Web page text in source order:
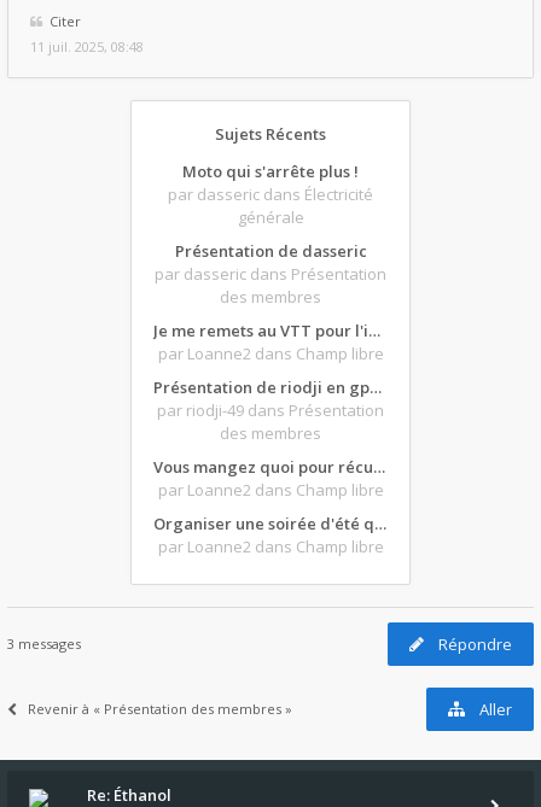
Citer
11 juil. 2025, 08:48
Sujets Récents
Moto qui s'arrête plus !
par dasseric dans Électricité
générale
Présentation de dasseric
par dasseric dans Présentation
des membres
Je me remets au VTT pour l'intersaison, version électrique
par Loanne2 dans Champ libre
Présentation de riodji en gpz500
par riodji-49 dans Présentation
des membres
Vous mangez quoi pour récupérer après une grosse journée de moto ?
par Loanne2 dans Champ libre
Organiser une soirée d'été qui claque : vos bons plans matos ?
par Loanne2 dans Champ libre
3 messages Répondre
Revenir à « Présentation des membres » Aller
Re: Éthanol